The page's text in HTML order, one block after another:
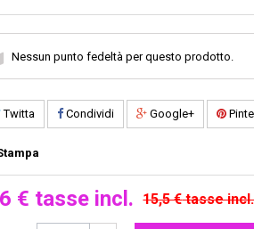
Nessun punto fedeltà per questo prodotto.
Twitta Condividi Google+
€ tasse incl. 15,5 €tasse incl.